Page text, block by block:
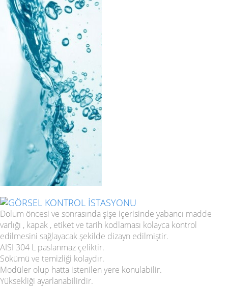
GÖRSEL KONTROL İSTASYONU
Dolum öncesi ve sonrasında şişe içerisinde yabancı madde
varlığı , kapak , etiket ve tarih kodlaması kolayca kontrol
edilmesini sağlayacak şekilde dizayn edilmiştir.
AISI 304 L paslanmaz çeliktir.
Sökümü ve temizliği kolaydır.
Modüler olup hatta istenilen yere konulabilir.
Yüksekliği ayarlanabilirdir.